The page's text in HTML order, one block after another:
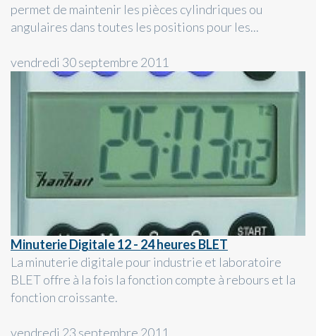
permet de maintenir les pièces cylindriques ou
angulaires dans toutes les positions pour les...
vendredi 30 septembre 2011
Minuterie Digitale 12 - 24 heures BLET
La minuterie digitale pour industrie et laboratoire
BLET offre à la fois la fonction compte à rebours et la
fonction croissante.
vendredi 23 septembre 2011